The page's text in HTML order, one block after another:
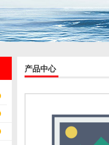
产品中心